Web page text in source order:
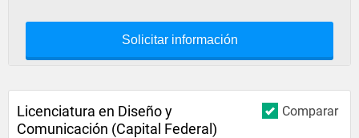
Solicitar información
Comparar
Licenciatura en Diseño y
Comunicación (Capital Federal)